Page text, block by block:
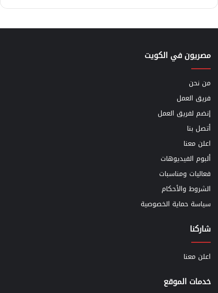
مصريون في الكويت
من نحن
فريق العمل
إنضم لفريق العمل
أتصل بنا
اعلن معنا
ألبوم الفيديوهات
فعاليات ومناسبات
الشروط والأحكام
سياسة حماية الخصوصية
شاركنا
اعلن معنا
خدمات الموقع